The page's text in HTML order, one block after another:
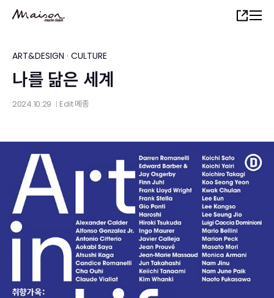
content
Share
ART&DESIGN · CULTURE
나를 닮은 세계
2024.10.29 Edit메종